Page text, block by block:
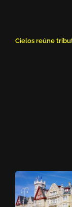
Cielos reúne